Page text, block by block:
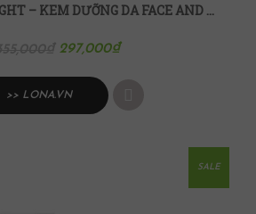
ALL PURPOSE LIGHT – KEM DƯỠNG DA FACE AND BODY CARE 10ML
297,000₫
>> LONA.VN
SALE